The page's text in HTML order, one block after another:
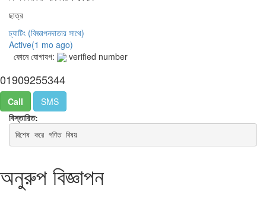
ছাত্র
চ্যাটিং (বিজ্ঞাপনদাতার সাথে)
Active(1 mo ago)
ফোনে যোগাযগ:
verified number
01909255344
Call
SMS
বিস্তারিত:
বিশেষ করে গণিত বিষয়
অনুরুপ বিজ্ঞাপন